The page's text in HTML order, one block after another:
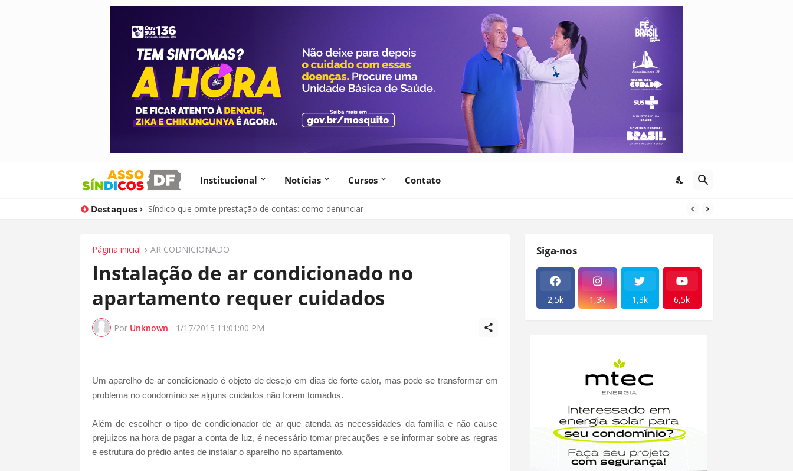
Institucional Notícias Cursos Contato
Destaques Justiça do DF determina expulsão de morador de condomínio por comportamento antissocial
Página inicial AR CODNICIONADO
Instalação de ar condicionado no
apartamento requer cuidados
Por Unknown - 1/17/2015 11:01:00 PM
Um aparelho de ar condicionado é objeto de desejo em dias de forte calor, mas pode se transformar em
problema no condomínio se alguns cuidados não forem tomados.
Além de escolher o tipo de condicionador de ar que atenda as necessidades da família e não cause
prejuízos na hora de pagar a conta de luz, é necessário tomar precauções e se informar sobre as regras
e estrutura do prédio antes de instalar o aparelho no apartamento.
Siga-nos
2,5k 1,3k 1,3k 6,5k